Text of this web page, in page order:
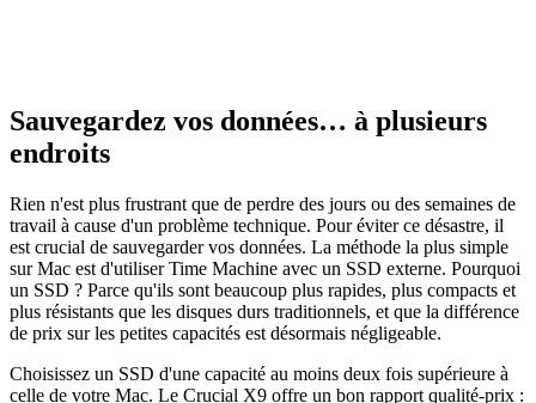
Sauvegardez vos données… à plusieurs
endroits
Rien n'est plus frustrant que de perdre des jours ou des semaines de
travail à cause d'un problème technique. Pour éviter ce désastre, il
est crucial de sauvegarder vos données. La méthode la plus simple
sur Mac est d'utiliser Time Machine avec un SSD externe. Pourquoi
un SSD ? Parce qu'ils sont beaucoup plus rapides, plus compacts et
plus résistants que les disques durs traditionnels, et que la différence
de prix sur les petites capacités est désormais négligeable.
Choisissez un SSD d'une capacité au moins deux fois supérieure à
celle de votre Mac. Le Crucial X9 offre un bon rapport qualité-prix :